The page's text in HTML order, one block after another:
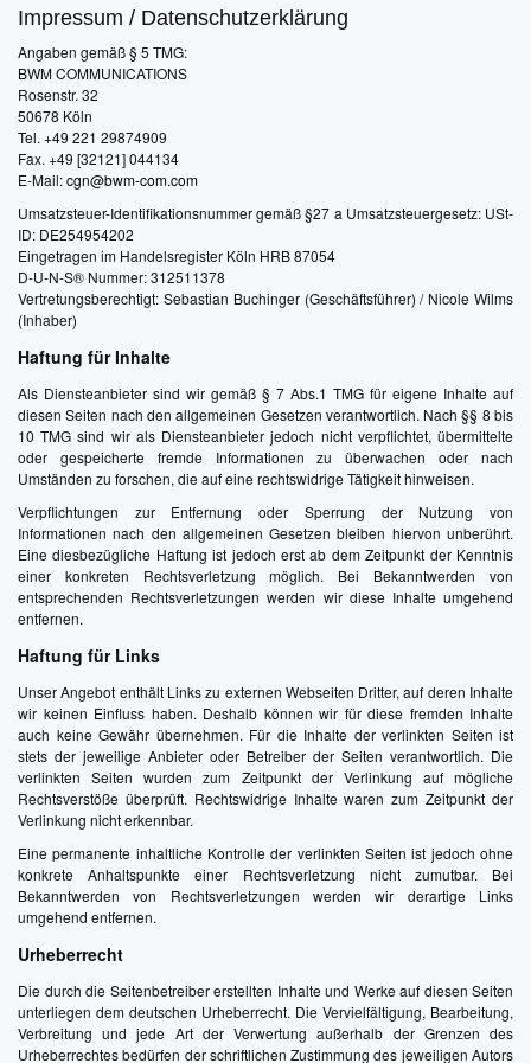
Impressum / Datenschutzerklärung
Angaben gemäß § 5 TMG:
BWM COMMUNICATIONS
Rosenstr. 32
50678 Köln
Tel. +49 221 29874909
Fax. +49 [32121] 044134
E-Mail:cgn@bwm-com.com
Umsatzsteuer-Identifikationsnummer gemäß §27 a Umsatzsteuergesetz: USt-
ID: DE254954202
Eingetragen im Handelsregister Köln HRB 87054
D-U-N-S® Nummer: 312511378
Vertretungsberechtigt: Sebastian Buchinger (Geschäftsführer) / Nicole Wilms
(Inhaber)
Haftung für Inhalte
Als Diensteanbieter sind wir gemäß § 7 Abs.1 TMG für eigene Inhalte auf
diesen Seiten nach den allgemeinen Gesetzen verantwortlich. Nach §§ 8 bis
10 TMG sind wir als Diensteanbieter jedoch nicht verpflichtet, übermittelte
oder gespeicherte fremde Informationen zu überwachen oder nach
Umständen zu forschen, die auf eine rechtswidrige Tätigkeit hinweisen.
Verpflichtungen zur Entfernung oder Sperrung der Nutzung von
Informationen nach den allgemeinen Gesetzen bleiben hiervon unberührt.
Eine diesbezügliche Haftung ist jedoch erst ab dem Zeitpunkt der Kenntnis
einer konkreten Rechtsverletzung möglich. Bei Bekanntwerden von
entsprechenden Rechtsverletzungen werden wir diese Inhalte umgehend
entfernen.
Haftung für Links
Unser Angebot enthält Links zu externen Webseiten Dritter, auf deren Inhalte
wir keinen Einfluss haben. Deshalb können wir für diese fremden Inhalte
auch keine Gewähr übernehmen. Für die Inhalte der verlinkten Seiten ist
stets der jeweilige Anbieter oder Betreiber der Seiten verantwortlich. Die
verlinkten Seiten wurden zum Zeitpunkt der Verlinkung auf mögliche
Rechtsverstöße überprüft. Rechtswidrige Inhalte waren zum Zeitpunkt der
Verlinkung nicht erkennbar.
Eine permanente inhaltliche Kontrolle der verlinkten Seiten ist jedoch ohne
konkrete Anhaltspunkte einer Rechtsverletzung nicht zumutbar. Bei
Bekanntwerden von Rechtsverletzungen werden wir derartige Links
umgehend entfernen.
Urheberrecht
Die durch die Seitenbetreiber erstellten Inhalte und Werke auf diesen Seiten
unterliegen dem deutschen Urheberrecht. Die Vervielfältigung, Bearbeitung,
Verbreitung und jede Art der Verwertung außerhalb der Grenzen des
Urheberrechtes bedürfen der schriftlichen Zustimmung des jeweiligen Autors